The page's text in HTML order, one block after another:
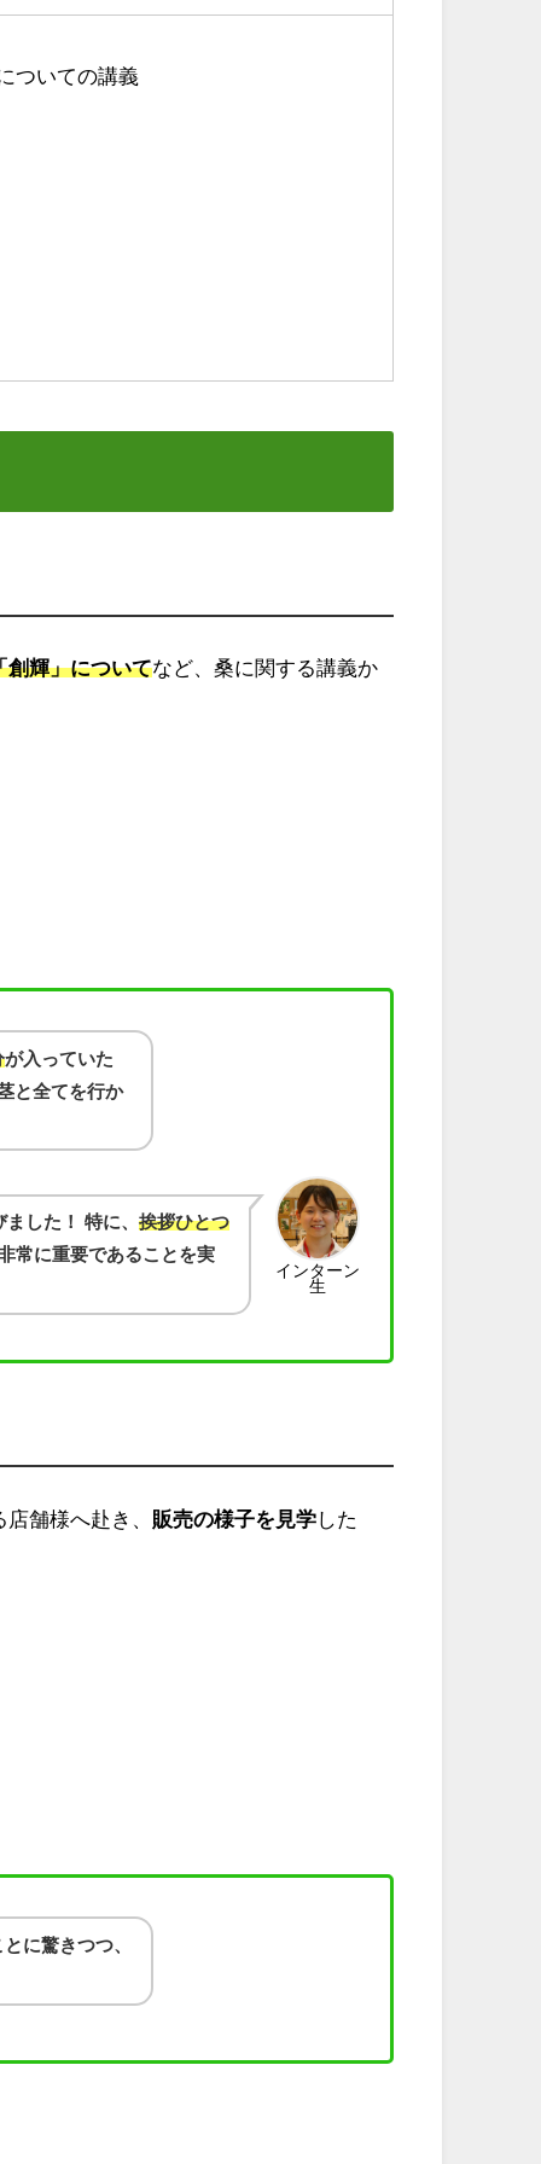
ついての講義
創輝」についてなど、桑に関する講義か
が入っていた
と全てを行か
インターン
生
した！ 特に、 挨拶ひとつ
常に重要であることを実
舗様へ赴き、 販売の様子を見学した
に驚きつつ、